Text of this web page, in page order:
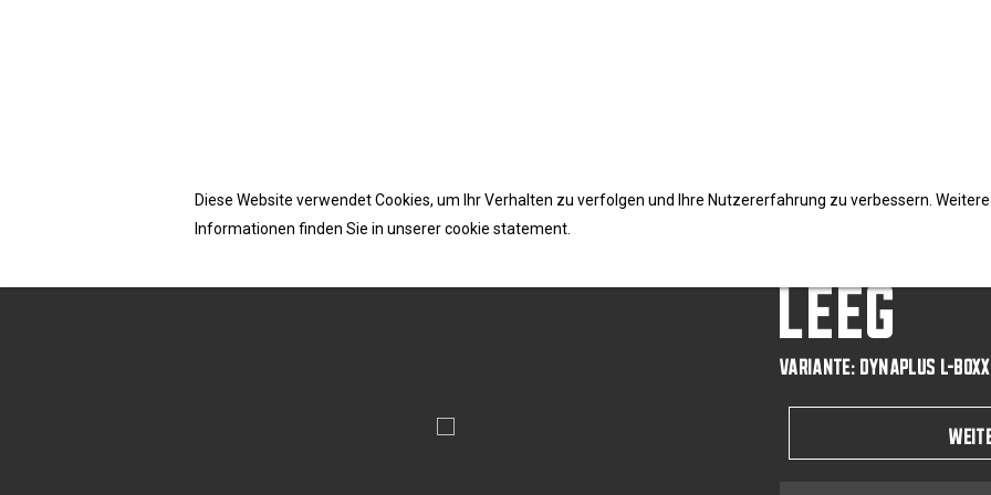
LEEG
VARIANTE: DYNAPLUS L-
Diese Website verwendet Cookies, um Ihr Verhalten zu verfolgen und Ihre Nutzererfahrung zu verbessern. Weitere
Informationen finden Sie in unserer cookie statement.